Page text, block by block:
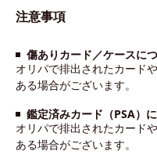
注意事項
傷ありカード／ケースに
オリパで排出されたカード
ある場合がございます。
鑑定済みカード（PSA）
オリパで排出されたカード
ある場合がございます。